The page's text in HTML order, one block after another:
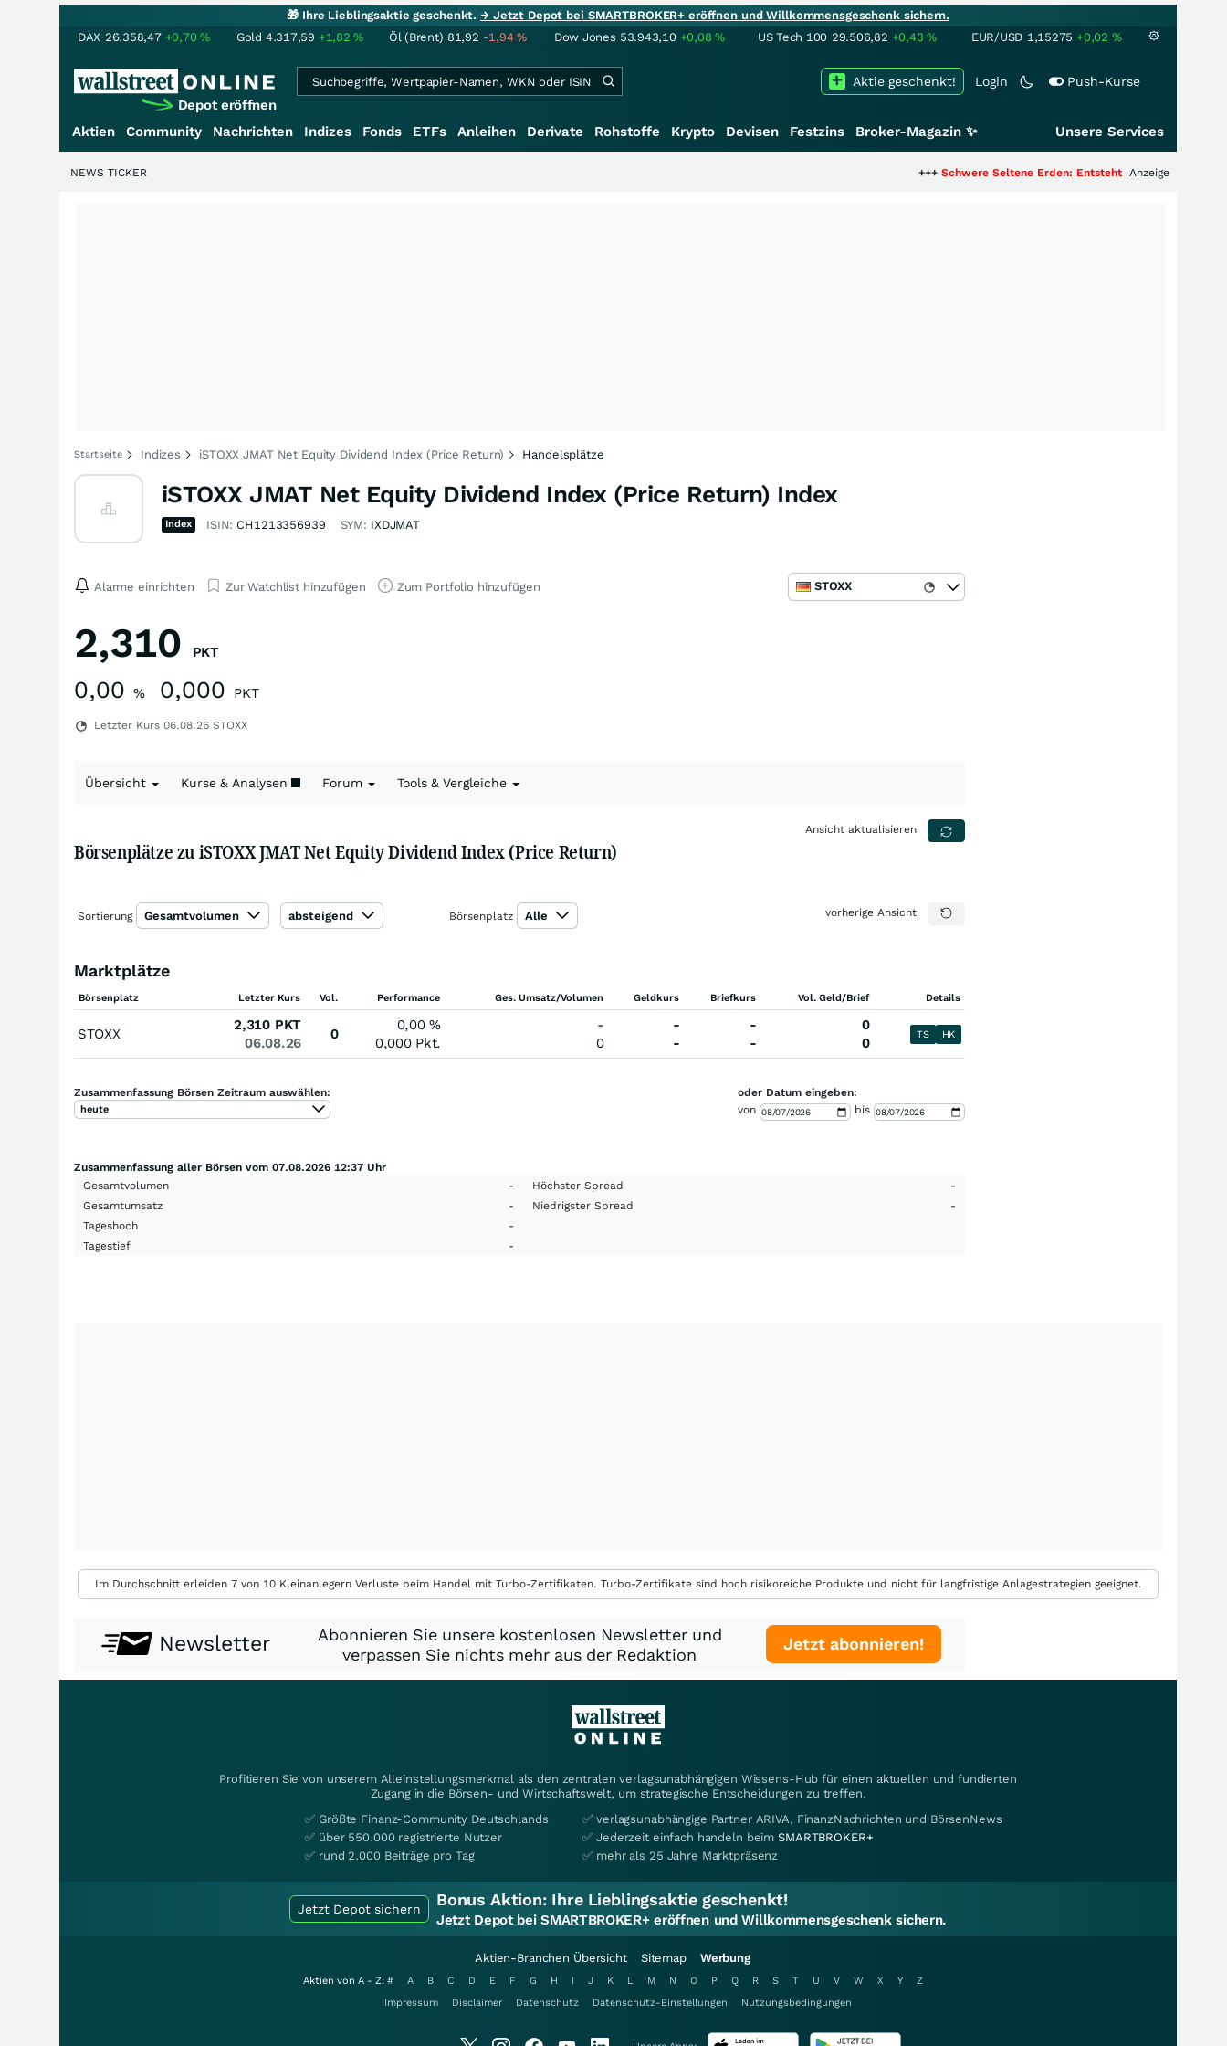
🎁 Ihre Lieblingsaktie geschenkt.→ Jetzt Depot bei SMARTBROKER+ eröffnen und Willkommensgeschenk sichern.
DAX 26.358,47 +0,70% Gold 4.317,59 +1,82% Öl (Brent) 81,92 -1,94% Dow Jones 53.943,10 +0,08% US Tech 100 29.506,82 +0,43% EUR/USD 1,15275 +0,02 %
Depot eröffnen
Login Push-Kurse
Aktie geschenkt!
Aktien Community Nachrichten Indizes Fonds ETFs Anleihen Derivate Rohstoffe Krypto Devisen Festzins Broker-Magazin ✨ Unsere Services
Schwere Seltene Erden: Entsteht hier die nächste
Anzeige
NEWS TICKER
Startseite Indizes iSTOXX JMAT Net Equity Dividend Index (Price Return) Handelsplätze
iSTOXX JMAT Net Equity Dividend Index (Price Return) Index
Index ISIN: CH1213356939 SYM: IXDJMAT
Alarme einrichten Zur Watchlist hinzufügen Zum Portfolio hinzufügen STOXX
2,310 PKT
0,00 % 0,000 PKT
Letzter Kurs 06.08.26 STOXX
Übersicht Kurse & Analysen Forum Tools & Vergleiche
Börsenplätze zu iSTOXX JMAT Net Equity Dividend Index (Price Return)
Ansicht aktualisieren
Sortierung Gesamtvolumen absteigend Börsenplatz Alle vorherige Ansicht
Marktplätze
Börsenplatz Letzter Kurs Vol. Performance Ges. Umsatz/Volumen Geldkurs Briefkurs Vol. Geld/Brief Details
STOXX
2,310 PKT
06.08.26
0
0,00%
0,000 Pkt.
-
0
-
-
-
-
0
0
TS HK
Zusammenfassung Börsen Zeitraum auswählen:
heute
oder Datum eingeben:
von
bis
Zusammenfassung aller Börsen vom 07.08.2026 12:37 Uhr
Gesamtvolumen
- Höchster Spread
-
Gesamtumsatz
- Niedrigster Spread
-
Tageshoch
-
Tagestief
-
Im Durchschnitt erleiden 7 von 10 Kleinanlegern Verluste beim Handel mit Turbo-Zertifikaten. Turbo-Zertifikate sind hoch risikoreiche Produkte und nicht für langfristige Anlagestrategien geeignet.
Newsletter
Abonnieren Sie unsere kostenlosen Newsletter und
verpassen Sie nichts mehr aus der Redaktion
Jetzt abonnieren!
Profitieren Sie von unserem Alleinstellungsmerkmal als den zentralen verlagsunabhängigen Wissens-Hub für einen aktuellen und fundierten
Zugang in die Börsen- und Wirtschaftswelt, um strategische Entscheidungen zu treffen.
✅ Größte Finanz-Community Deutschlands
✅ über 550.000 registrierte Nutzer
✅ rund 2.000 Beiträge pro Tag
✅ verlagsunabhängige Partner ARIVA, FinanzNachrichten und BörsenNews
✅ Jederzeit einfach handeln beimSMARTBROKER+
✅ mehr als 25 Jahre Marktpräsenz
Jetzt Depot sichern Bonus Aktion: Ihre Lieblingsaktie geschenkt!
Jetzt Depot bei SMARTBROKER+ eröffnen und Willkommensgeschenk sichern.
Aktien-Branchen Übersicht Sitemap Werbung
Aktien von A - Z: # A B C D E F G H I J K L M N O P Q R S T U V W X Y
Z
Impressum
Disclaimer Datenschutz Datenschutz-Einstellungen Nutzungsbedingungen